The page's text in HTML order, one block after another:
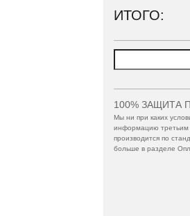
ИТОГО:
100% ЗАЩИТА
Мы ни при каких
информацию третьим
производится по
больше в разделе